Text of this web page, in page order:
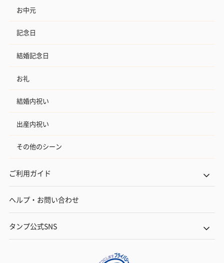
お中元
記念日
結婚記念日
お礼
結婚内祝い
出産内祝い
その他のシーン
ご利用ガイド
ヘルプ・お問い合わせ
タンプ公式SNS